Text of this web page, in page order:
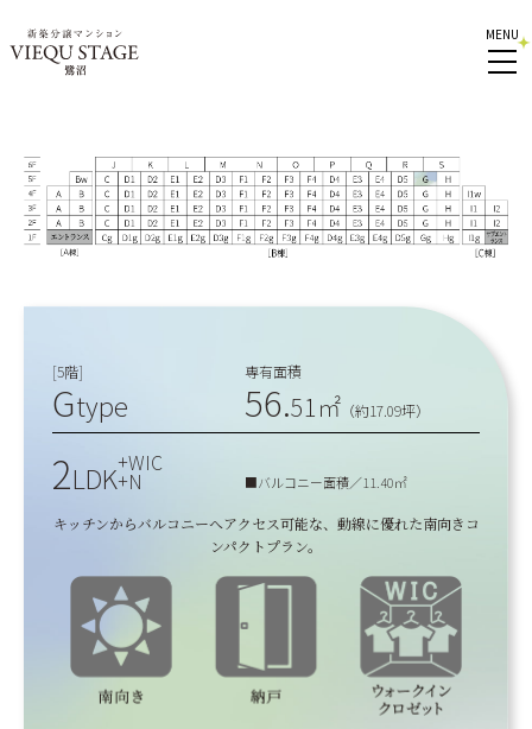
MENU
[5階]
Gtype
専有面積
56.51㎡ （約17.09坪）
2LDK+WIC
+N ■バルコニー面積／11.40㎡
キッチンからバルコニーへアクセス可能な、動線に優れた南向きコ
ンパクトプラン。